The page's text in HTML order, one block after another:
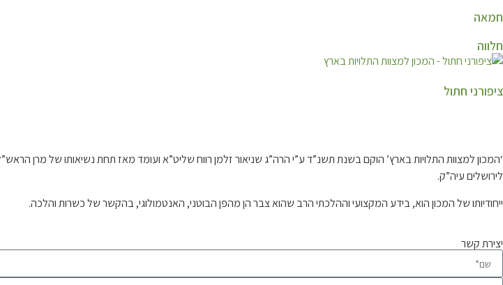
חמאה
חלווה
ציפורני חתול
‘המכון למצוות התלויות בארץ’ הוקם בשנת תשנ”ד ע”י הרה”ג שניאור זלמן רווח שליט”א ועומד מאז תחת נשיאותו של
לירושלים עיה”ק.
ייחודיותו של המכון הוא, בידע המקצועי וההלכתי הרב שהוא צבר הן מהפן הבוטני, האנטמולוגי, בהקשר של כשרות והלכה.
יצירת קשר